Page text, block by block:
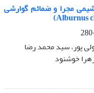
مجرا و ضمائم گوارشی
پور، سید محمد رضا
خوشنود